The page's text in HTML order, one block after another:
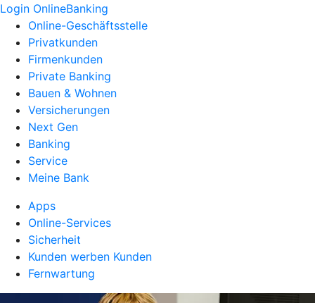
Login OnlineBanking
Online-Geschäftsstelle
Privatkunden
Firmenkunden
Private Banking
Bauen & Wohnen
Versicherungen
Next Gen
Banking
Service
Meine Bank
Apps
Online-Services
Sicherheit
Kunden werben Kunden
Fernwartung